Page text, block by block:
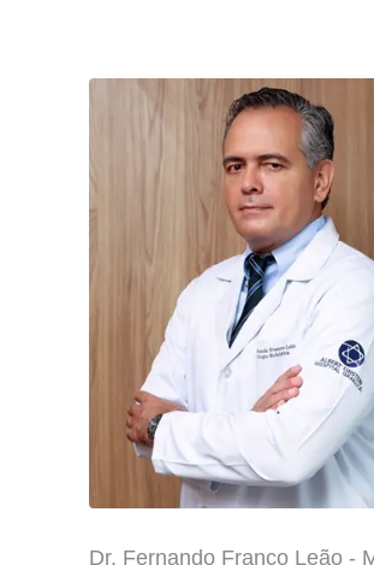
Dr. Fernando Franco Leão -